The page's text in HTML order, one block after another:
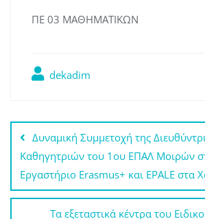
ΠΕ 03 ΜΑΘΗΜΑΤΙΚΩΝ
dekadim
Πλοήγηση
άρθρων
Δυναμική Συμμετοχή της
Καθηγητριών του 1ου ΕΠΑΛ Μοιρών
Εργαστήριο Erasmus+ και EPALE στα
Τα εξεταστικά κέντρα του